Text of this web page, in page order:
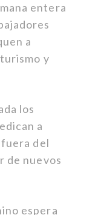
entera
a
y
los
a
del
nuevos
espera